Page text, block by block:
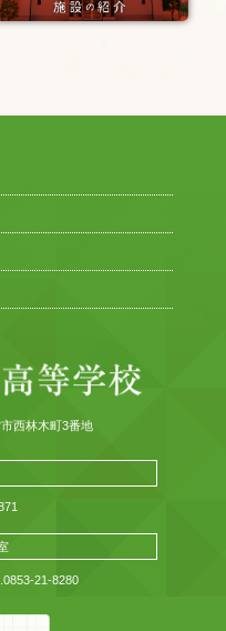
西林木町3番地
21-8280